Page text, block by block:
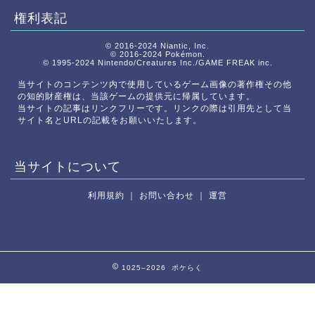
権利表記
© 2016-2024 Niantic, Inc.
© 2016-2024 Pokémon.
© 1995-2024 Nintendo/Creatures Inc./GAME FREAK inc.
当サイトのコンテンツ内で使用しているゲーム画像の著作権その他
の知的財産権は、当該ゲームの提供元に帰属しています。
当サイトの記事はリンクフリーです。リンクの際は引用先として当
サイト名とURLの記載をお願いいたします。
当サイトについて
利用規約 ｜ お問い合わせ ｜ 運営
1025–2026 ポケらく